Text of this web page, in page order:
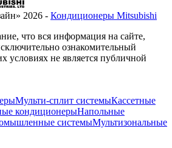
2026 - Кондиционеры Mitsubishi
что вся информация на сайте,
ознакомительный
условиях не является публичной
Мульти-сплит системыКассетные
кондиционерыНапольные
системыМультизональные